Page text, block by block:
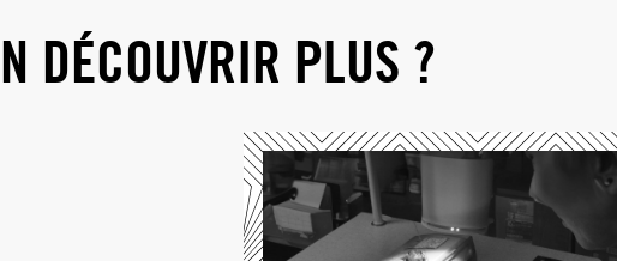
DÉCOUVRIR PLUS ?